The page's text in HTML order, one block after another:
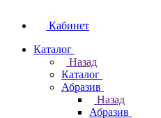
Кабинет
Каталог
Назад
Каталог
Абразив
Назад
Абразив